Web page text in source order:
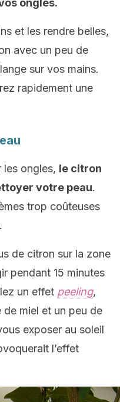
ongles.
et les rendre belles,
avec un peu de
sur vos mains.
rapidement une
les ongles, le citron
votre peau.
trop coûteuses
de citron sur la zone
pendant 15 minutes
un effet peeling,
miel et un peu de
exposer au soleil
l’effet